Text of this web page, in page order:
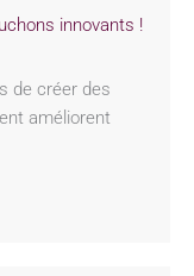
innovants !
de créer des
améliorent